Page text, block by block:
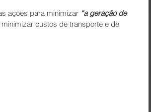
ações para minimizar “a geração de
custos de transporte e de